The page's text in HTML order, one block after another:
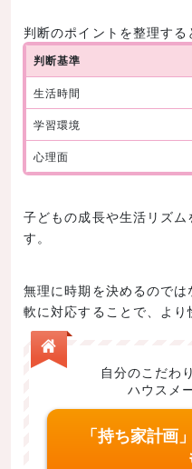
判断のポイントを整理する
判断基準
生活時間
学習環境
心理面
子どもの成長や生活リズ
す。
無理に時期を決めるので
軟に対応することで、より
自分のこだわ
ハウスメ
「持ち家計画